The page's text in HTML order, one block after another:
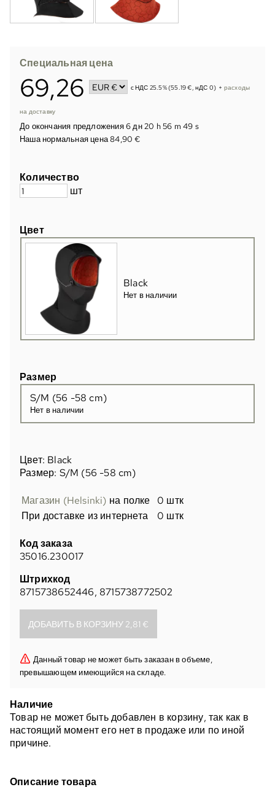
Специальная цена
69,26 с НДС 25.5% (55.19 €, нДС 0) + расходы
на доставку
До окончания предложения6 дн 20 h 56 m 48 s
Наша нормальная цена 84,90 €
Количество
шт
Цвет
Black
Нет в наличии
Размер
S/M (56 -58 cm)
Нет в наличии
Цвет: Black
Размер: S/M (56 -58 cm)
Магазин (Helsinki) на полке
0 штк
При доставке из интернета
0 штк
Код заказа
35016.230017
Штрихкод
8715738652446, 8715738772502
Данный товар не может быть заказан в объеме,
превышающем имеющийся на складе.
Наличие
Товар не может быть добавлен в корзину, так как в
настоящий момент его нет в продаже или по иной
причине.
Описание товара